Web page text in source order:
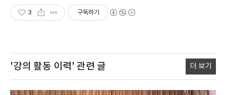
3 구독하기
'강의 활동 이력' 관련 글 더 보기